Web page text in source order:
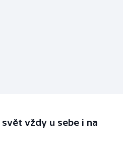
vždy u sebe i na